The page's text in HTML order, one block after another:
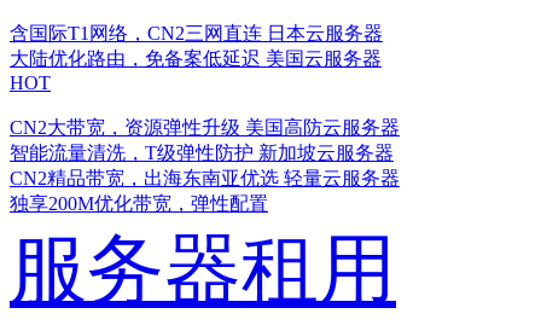
含国际T1网络，CN2三网直连 日本云服务器
大陆优化路由，免备案低延迟 美国云服务器
HOT
CN2大带宽，资源弹性升级 美国高防云服务器
智能流量清洗，T级弹性防护 新加坡云服务器
CN2精品带宽，出海东南亚优选 轻量云服务器
独享200M优化带宽，弹性配置
服务器租用